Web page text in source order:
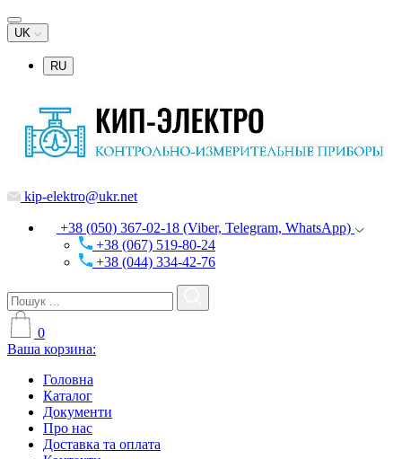
UK
RU
kip-elektro@ukr.net
+38 (050) 367-02-18 (Viber, Telegram, WhatsApp)
+38 (067) 519-80-24
+38 (044) 334-42-76
0
Ваша корзина:
Головна
Каталог
Документи
Про нас
Доставка та оплата